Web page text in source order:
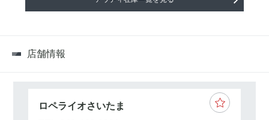
店舗情報
ロペライオさいたま